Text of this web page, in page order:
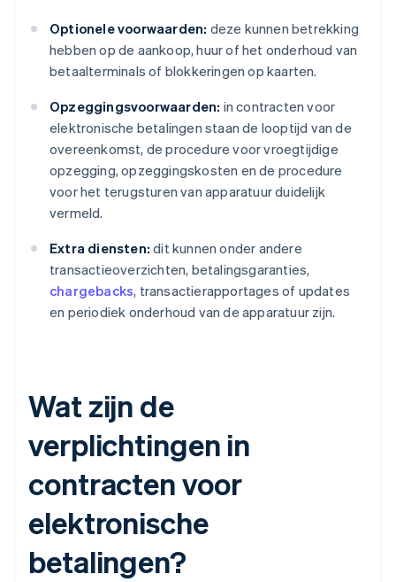
Optionele voorwaarden: deze kunnen betrekking
hebben op de aankoop, huur of het onderhoud van
betaalterminals of blokkeringen op kaarten.
Opzeggingsvoorwaarden: in contracten voor
elektronische betalingen staan de looptijd van de
overeenkomst, de procedure voor vroegtijdige
opzegging, opzeggingskosten en de procedure
voor het terugsturen van apparatuur duidelijk
vermeld.
Extra diensten: dit kunnen onder andere
transactieoverzichten, betalingsgaranties,
chargebacks, transactierapportages of updates
en periodiek onderhoud van de apparatuur zijn.
Wat zijn de
verplichtingen in
contracten voor
elektronische
betalingen?